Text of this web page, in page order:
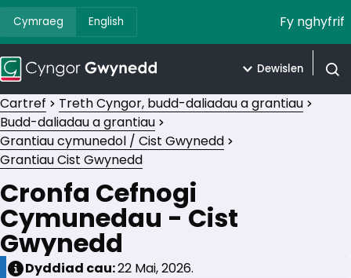
Cymraeg English Fy nghyfrif
Dewislen
Cartref
Treth Cyngor, budd-daliadau a grantiau
Budd-daliadau a grantiau
Grantiau cymunedol / Cist Gwynedd
Grantiau Cist Gwynedd
Cronfa Cefnogi
Cymunedau - Cist
Gwynedd
Dyddiad cau:22 Mai, 2026.